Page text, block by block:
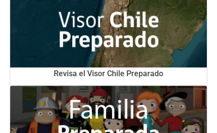
Revisa el Visor Chile Preparado